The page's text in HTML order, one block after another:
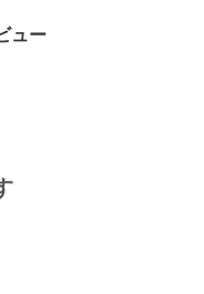
ュー